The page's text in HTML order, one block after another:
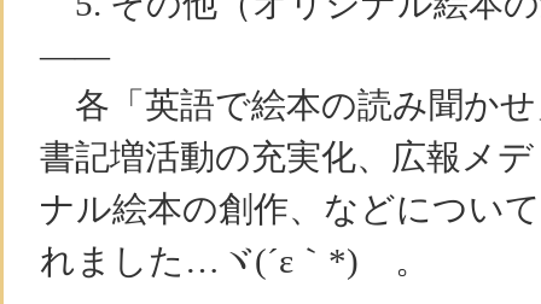
——
各「英語で絵本の読み聞か
書記増活動の充実化、広報メ
ナル絵本の創作、などについ
れました…ヾ(´ε｀*)ゝ。